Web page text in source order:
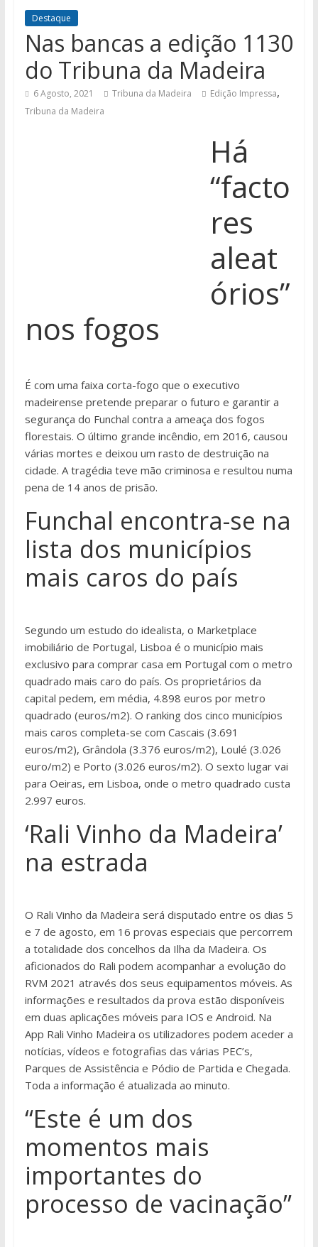
Destaque
Nas bancas a edição 1130
do Tribuna da Madeira
6 Agosto, 2021 Tribuna da Madeira Edição Impressa,
Tribuna da Madeira
Há
“facto
res
aleat
órios”
nos fogos
É com uma faixa corta-fogo que o executivo
madeirense pretende preparar o futuro e garantir a
segurança do Funchal contra a ameaça dos fogos
florestais. O último grande incêndio, em 2016, causou
várias mortes e deixou um rasto de destruição na
cidade. A tragédia teve mão criminosa e resultou numa
pena de 14 anos de prisão.
Funchal encontra-se na
lista dos municípios
mais caros do país
Segundo um estudo do idealista, o Marketplace
imobiliário de Portugal, Lisboa é o município mais
exclusivo para comprar casa em Portugal com o metro
quadrado mais caro do país. Os proprietários da
capital pedem, em média, 4.898 euros por metro
quadrado (euros/m2). O ranking dos cinco municípios
mais caros completa-se com Cascais (3.691
euros/m2), Grândola (3.376 euros/m2), Loulé (3.026
euro/m2) e Porto (3.026 euros/m2). O sexto lugar vai
para Oeiras, em Lisboa, onde o metro quadrado custa
2.997 euros.
‘Rali Vinho da Madeira’
na estrada
O Rali Vinho da Madeira será disputado entre os dias 5
e 7 de agosto, em 16 provas especiais que percorrem
a totalidade dos concelhos da Ilha da Madeira. Os
aficionados do Rali podem acompanhar a evolução do
RVM 2021 através dos seus equipamentos móveis. As
informações e resultados da prova estão disponíveis
em duas aplicações móveis para IOS e Android. Na
App Rali Vinho Madeira os utilizadores podem aceder a
notícias, vídeos e fotografias das várias PEC’s,
Parques de Assistência e Pódio de Partida e Chegada.
Toda a informação é atualizada ao minuto.
“Este é um dos
momentos mais
importantes do
processo de vacinação”